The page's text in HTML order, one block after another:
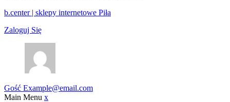
b.center | sklepy internetowe Piła
Zaloguj Się
Gość Example@email.com
Main Menu x